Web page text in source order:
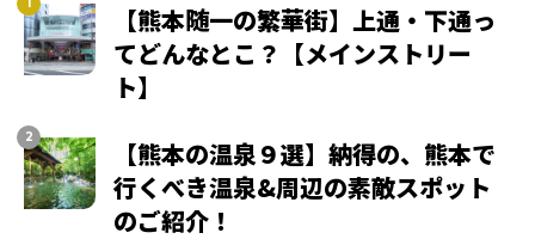
【熊本随一の繁華街】上通・下通っ
てどんなとこ？【メインストリー
ト】
【熊本の温泉９選】納得の、熊本で
行くべき温泉&周辺の素敵スポット
のご紹介！